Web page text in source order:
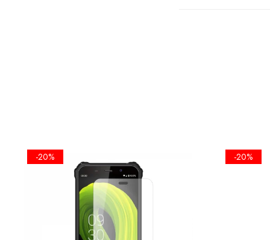
•KIT
-20% -20%